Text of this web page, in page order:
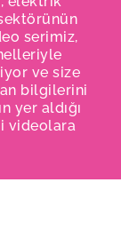
serimiz,
ve size
bilgilerini
yer aldığı
videolara